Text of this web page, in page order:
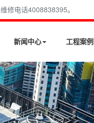
修电话4008838395。
新闻中心 工程案例